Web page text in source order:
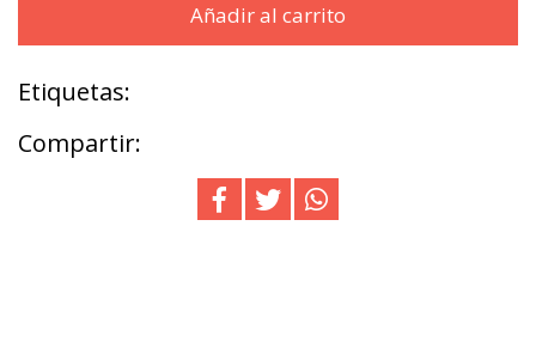
Añadir al carrito
Etiquetas:
Compartir: